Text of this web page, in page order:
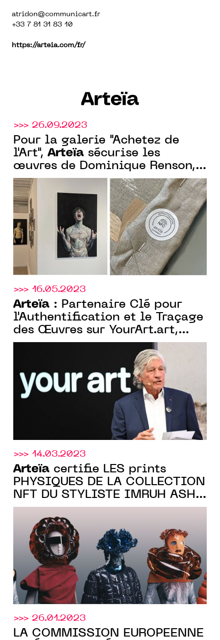
atridon@communicart.fr
+33 7 81 31 83 10
https://arteia.com/fr/
Arteïa
>>> 26.09.2023
Pour la galerie "Achetez de
l'Art", Arteïa sécurise les
œuvres de Dominique Renson,
avec son passeport numérique
inviolable ancré sur la
blockchain Tezos
>>> 16.05.2023
Arteïa : Partenaire Clé pour
l'Authentification et le Traçage
des Œuvres sur YourArt.art,
Plateforme d'Art en Ligne de
>>> 14.03.2023
Arteïa certifie LES prints
PHYSIQUES DE LA COLLECTION
NFT DU STYLISTE IMRUH ASHA
POUR LE STUDIO WEB3 THE
NEW FACE
>>> 26.01.2023
LA COMMISSION EUROPÉENNE